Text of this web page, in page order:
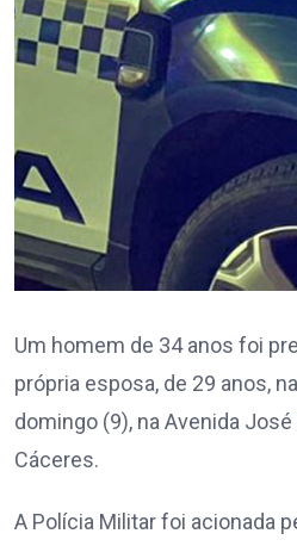
Um homem de 34 anos foi
própria esposa, de 29 anos,
domingo (9), na Avenida
Cáceres.
A Polícia Militar foi acionada